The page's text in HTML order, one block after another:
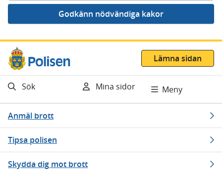
Gå direkt till innehåll
Lämna sidan
Sök Mina sidor Meny
Anmäl brott
Tipsa polisen
Skydda dig mot brott